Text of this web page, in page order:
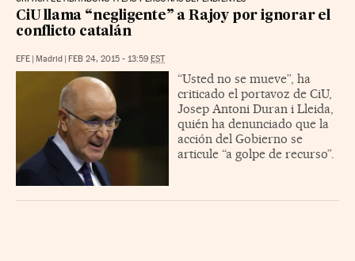
CiU llama “negligente” a Rajoy por ignorar el
conflicto catalán
EFE Madrid FEB 24, 2015 - 13:59 EST
“Usted no se mueve”, ha
criticado el portavoz de CiU,
Josep Antoni Duran i Lleida,
quién ha denunciado que la
acción del Gobierno se
articule “a golpe de recurso”.